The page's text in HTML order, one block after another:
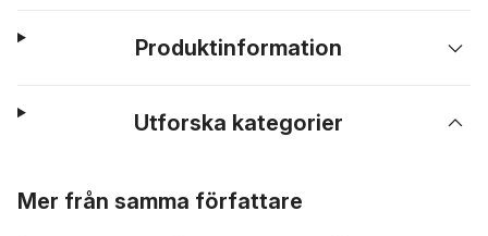
Produktinformation
Utforska kategorier
Mer från samma författare